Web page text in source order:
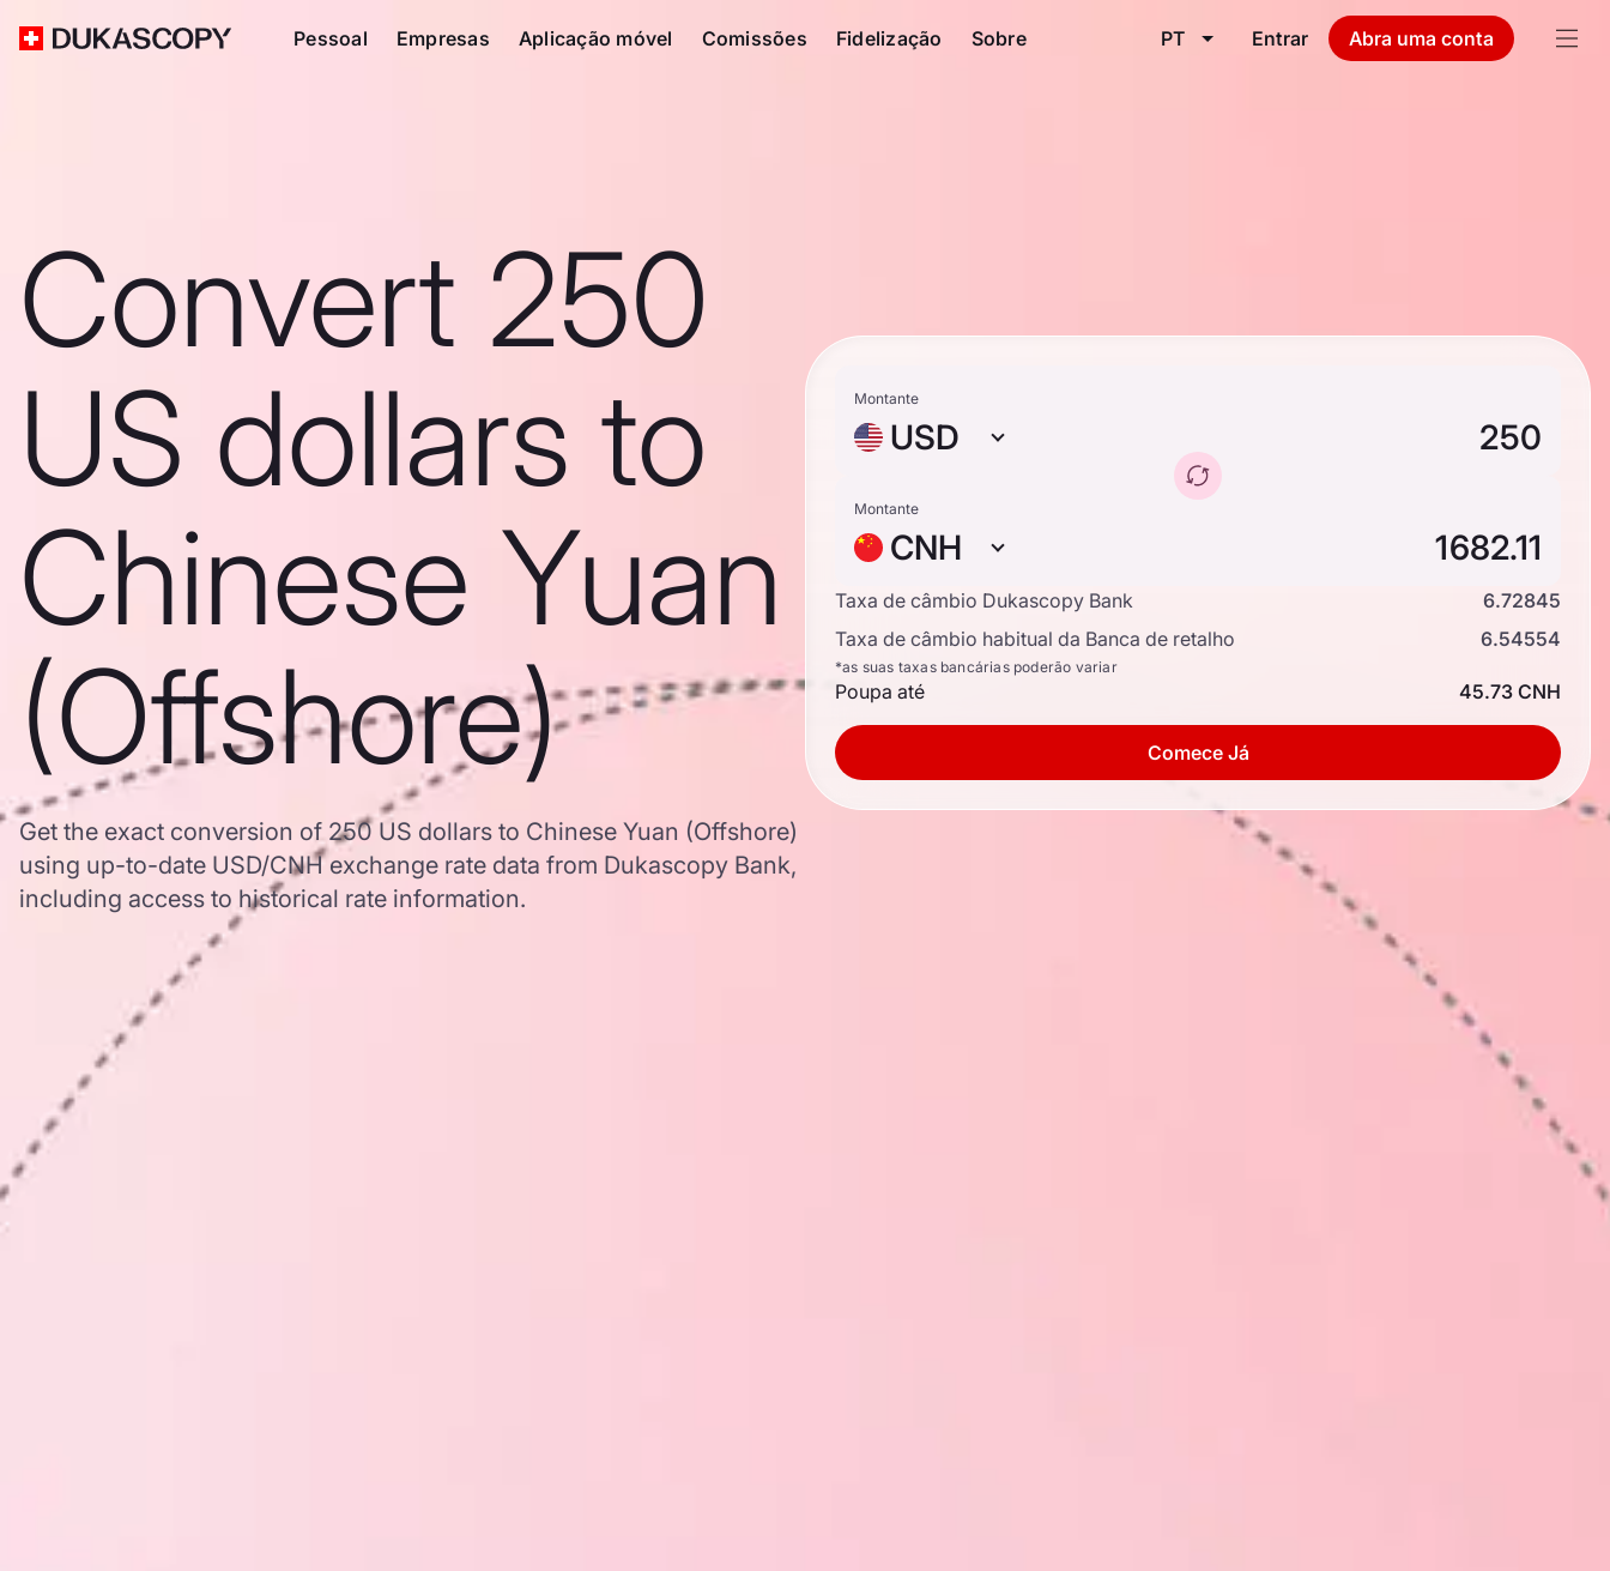
Pessoal Empresas Aplicação móvel Comissões Fidelização Sobre PT Entrar Abra uma conta
Convert 250
US dollars to
Chinese Yuan
(Offshore)
Get the exact conversion of 250 US dollars to Chinese Yuan (Offshore)
using up-to-date USD/CNH exchange rate data from Dukascopy Bank,
including access to historical rate information.
Montante
USD
Montante
CNH
Taxa de câmbio Dukascopy Bank
6.72845
Taxa de câmbio habitual da Banca de retalho
6.54554
*as suas taxas bancárias poderão variar
Poupa até 45.73 CNH
Comece Já